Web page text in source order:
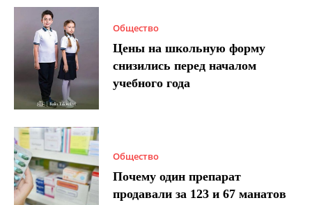
Общество
Цены на школьную форму
снизились перед началом
учебного года
Общество
Почему один препарат
продавали за 123 и 67 манатов